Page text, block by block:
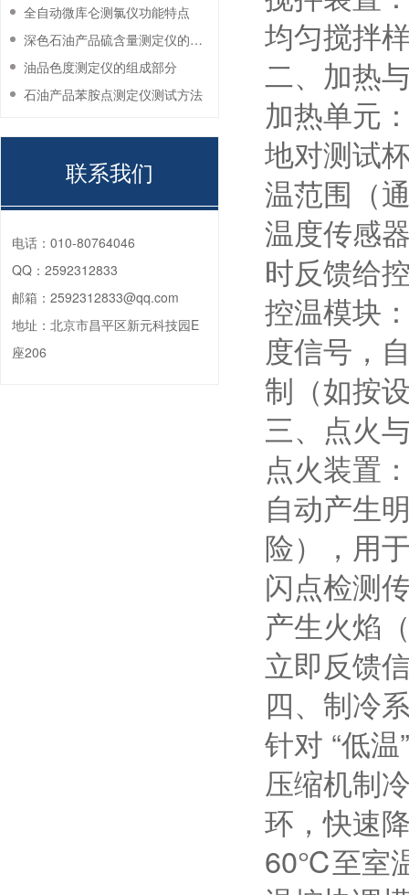
均匀搅拌
二、加热
加热单元
地对测试
温范围（
温度传感
时反馈给
控温模块
度信号，
制（如按
三、点火
点火装置
自动产生
险），用
闪点检测
产生火焰
立即反馈
四、制冷
针对 “低
压缩机制
环，快速
60℃至室
全自动微库仑测氯仪功能特点
深色石油产品硫含量测定仪的工作环境要求
油品色度测定仪的组成部分
石油产品苯胺点测定仪测试方法
联系我们
电话： 010-80764046
QQ： 2592312833
邮箱： 2592312833@qq.com
地址： 北京市昌平区新元科技园E
座206